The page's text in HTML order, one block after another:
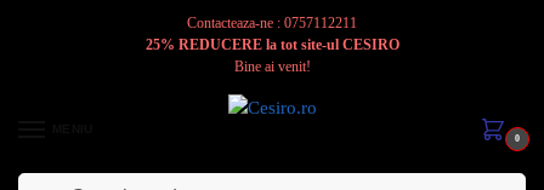
Contacteaza-ne : 0757112211
25% REDUCERE la tot site-ul CESIRO
Bine ai venit!
0